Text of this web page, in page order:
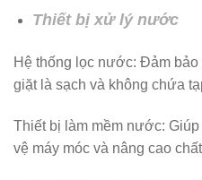
Thiết bị xử lý nước
Hệ thống lọc nước: Đảm
giặt là sạch và không chứa
Thiết bị làm mềm nước:
vệ máy móc và nâng cao